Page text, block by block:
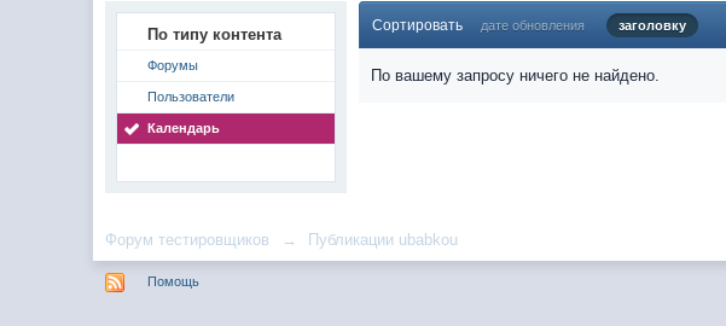
По типу контента
Форумы
Пользователи
Календарь
Сортировать дате обновления заголовку
По вашему запросу ничего не найдено.
Форум тестировщиков → Публикации ubabkou
Помощь